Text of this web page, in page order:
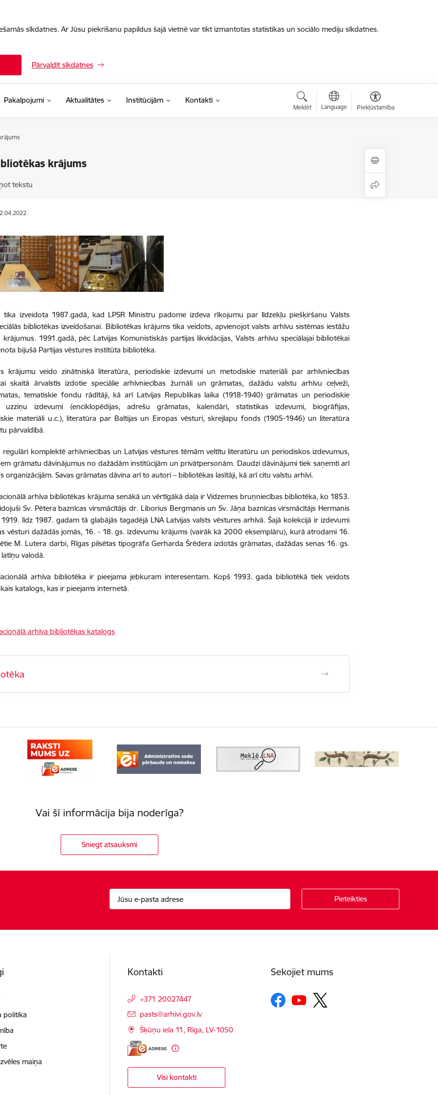
sīkdatnes. Ar Jūsu piekrišanu papildus šajā vietnē var tikt izmantotas statistikas un sociālo mediju sīkdatnes.
Pārvaldīt sīkdatnes
Pakalpojumi Aktualitātes Institūcijām Kontakti
Meklēt Language Piekļūstamība
krājums
tekstu
tika izveidota 1987.gadā, kad LPSR Ministru padome izdeva rīkojumu par līdzekļu piešķiršanu Valsts
bibliotēkas izveidošanai. Bibliotēkas krājums tika veidots, apvienojot valsts arhīvu sistēmas iestāžu
1991.gadā, pēc Latvijas Komunistiskās partijas likvidācijas, Valsts arhīvu speciālajai bibliotēkai
bijušā Partijas vēstures institūta bibliotēka.
krājumu veido zinātniskā literatūra, periodiskie izdevumi un metodiskie materiāli par arhīvniecības
skaitā ārvalstīs izdotie speciālie arhīvniecības žurnāli un grāmatas, dažādu valstu arhīvu ceļveži,
tematiskie fondu rādītāji, kā arī Latvijas Republikas laika (1918-1940) grāmatas un periodiskie
uzziņu izdevumi (enciklopēdijas, adrešu grāmatas, kalendāri, statistikas izdevumi, biogrāfijas,
materiāli u.c.), literatūra par Baltijas un Eiropas vēsturi, skrejlapu fonds (1905-1946) un literatūra
pārvaldībā.
regulāri komplektē arhīvniecības un Latvijas vēstures tēmām veltītu literatūru un periodiskos izdevumus,
grāmatu dāvinājumus no dažādām institūcijām un privātpersonām. Daudzi dāvinājumi tiek saņemti arī
organizācijām. Savas grāmatas dāvina arī to autori – bibliotēkas lasītāji, kā arī citu valstu arhīvi.
arhīva bibliotēkas krājuma senākā un vērtīgākā daļa ir Vidzemes bruņniecības bibliotēka, ko 1853.
Sv. Pētera baznīcas virsmācītājs dr. Liborius Bergmanis un Sv. Jāņa baznīcas virsmācītājs Hermanis
līdz 1987. gadam tā glabājās tagadējā LNA Latvijas valsts vēstures arhīvā. Šajā kolekcijā ir izdevumi
vēsturi dažādās jomās, 16. - 18. gs. izdevumu krājums (vairāk kā 2000 eksemplāru), kurā atrodami 16.
M. Lutera darbi, Rīgas pilsētas tipogrāfa Gerharda Šrēdera izdotās grāmatas, dažādas senas 16. gs.
valodā.
arhīva bibliotēka ir pieejama jebkuram interesentam. Kopš 1993. gada bibliotēkā tiek veidots
katalogs, kas ir pieejams internetā.
arhīva bibliotēkas katalogs
Vai šī informācija bija noderīga?
Sniegt atsauksmi
politika
maiņa
Kontakti
+371 20027447
E-pasts:
pasts@arhivi.gov.lv
Šķūņu iela 11, Rīga, LV-1050
Visi kontakti
Sekojiet mums